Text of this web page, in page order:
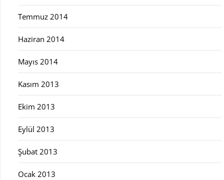
Temmuz 2014
Haziran 2014
Mayıs 2014
Kasım 2013
Ekim 2013
Eylül 2013
Şubat 2013
Ocak 2013